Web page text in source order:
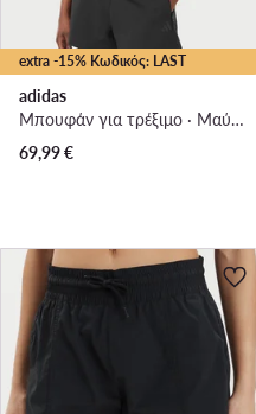
extra -15% Κωδικός: LAST
adidas
Μπουφάν για τρέξιμο · Μαύρο
69,99€